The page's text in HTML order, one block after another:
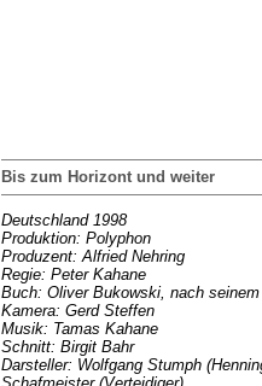
Bis zum Horizont und weiter
Deutschland 1998
Produktion: Polyphon
Produzent: Alfried Nehring
Regie: Peter Kahane
Buch: Oliver Bukowski, nach
Kamera: Gerd Steffen
Musik: Tamas Kahane
Schnitt: Birgit Bahr
Darsteller: Wolfgang Stumph
Schafmeister (Verteidiger)